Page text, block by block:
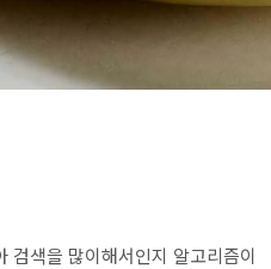
검색을 많이해서인지 알고리즘이